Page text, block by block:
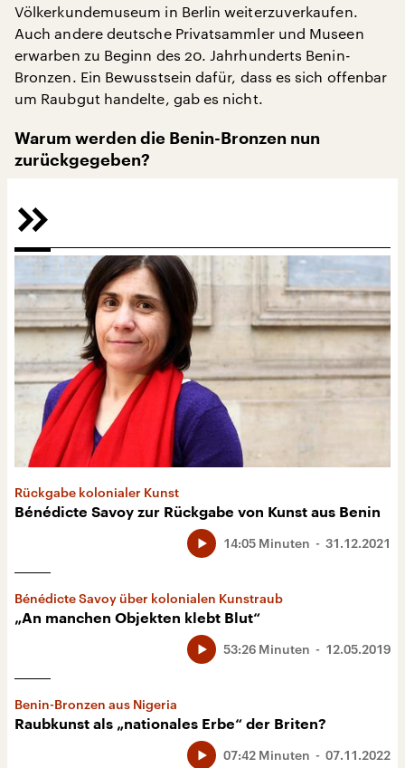
Völkerkundemuseum in Berlin weiterzuverkaufen.
Auch andere deutsche Privatsammler und Museen
erwarben zu Beginn des 20. Jahrhunderts Benin-
Bronzen. Ein Bewusstsein dafür, dass es sich offenbar
um Raubgut handelte, gab es nicht.
Warum werden die Benin-Bronzen nun
zurückgegeben?
Rückgabe kolonialer Kunst
Bénédicte Savoy zur Rückgabe von Kunst aus Benin
31.12.2021
14:05 Minuten
Bénédicte Savoy über kolonialen Kunstraub
„An manchen Objekten klebt Blut“
12.05.2019
53:26 Minuten
Benin-Bronzen aus Nigeria
Raubkunst als „nationales Erbe“ der Briten?
07.11.2022
07:42 Minuten